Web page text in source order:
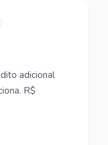
adicional
R$